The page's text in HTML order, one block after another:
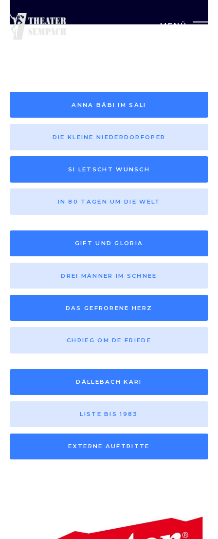
MENÜ
Saison vor 2013
ANNA BÄBI IM SÄLI
DIE KLEINE NIEDERDORFOPER
SI LETSCHT WUNSCH
IN 80 TAGEN UM DIE WELT
GIFT UND GLORIA
DREI MÄNNER IM SCHNEE
DAS GEFRORENE HERZ
CHRIEG OM DE FRIEDE
DÄLLEBACH KARI
LISTE BIS 1983
EXTERNE AUFTRITTE